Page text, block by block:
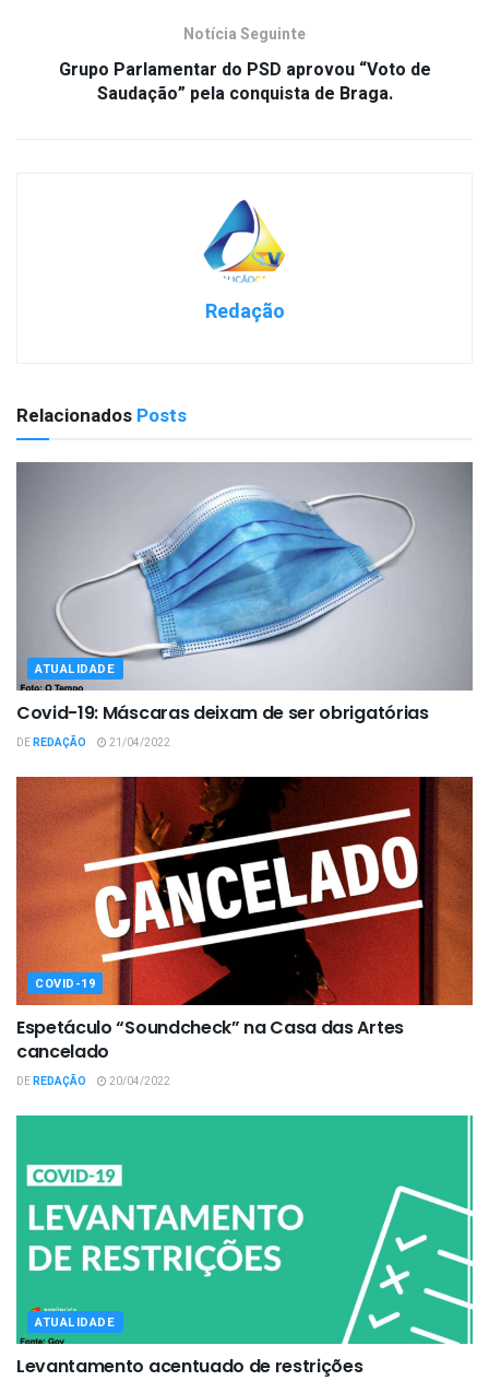
Notícia Seguinte
Grupo Parlamentar do PSD aprovou “Voto de
Saudação” pela conquista de Braga.
Redação
Relacionados Posts
ATUALIDADE
Covid-19: Máscaras deixam de ser obrigatórias
DEREDAÇÃO 21/04/2022
COVID-19
Espetáculo “Soundcheck” na Casa das Artes
cancelado
DEREDAÇÃO 20/04/2022
ATUALIDADE
Levantamento acentuado de restrições